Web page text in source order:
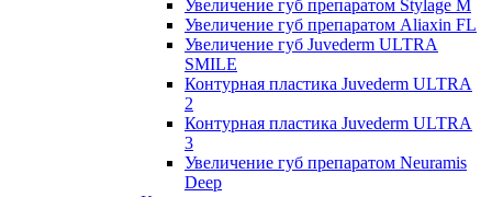
Увеличение губ препаратом Stylage M
Увеличение губ препаратом Aliaxin FL
Увеличение губ Juvederm ULTRA
SMILE
Контурная пластика Juvederm ULTRA
2
Контурная пластика Juvederm ULTRA
3
Увеличение губ препаратом Neuramis
Deep